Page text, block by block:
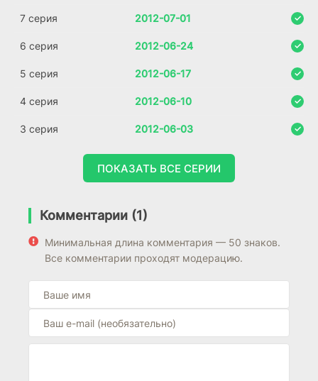
7 серия 2012-07-01
6 серия 2012-06-24
5 серия 2012-06-17
4 серия 2012-06-10
3 серия 2012-06-03
ПОКАЗАТЬ ВСЕ СЕРИИ
Комментарии (1)
Минимальная длина комментария — 50 знаков.
Все комментарии проходят модерацию.